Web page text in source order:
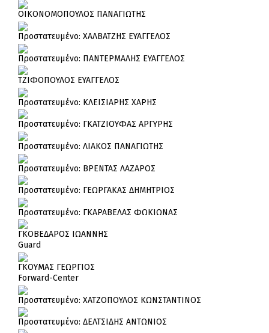
ΟΙΚΟΝΟΜΟΠΟΥΛΟΣ ΠΑΝΑΓΙΩΤΗΣ
Πρoστατευμένο: ΧΑΛΒΑΤΖΗΣ ΕΥΑΓΓΕΛΟΣ
Πρoστατευμένο: ΠΑΝΤΕΡΜΑΛΗΣ ΕΥΑΓΓΕΛΟΣ
ΤΖΙΦΟΠΟΥΛΟΣ ΕΥΑΓΓΕΛΟΣ
Πρoστατευμένο: ΚΛΕΙΣΙΑΡΗΣ ΧΑΡΗΣ
Πρoστατευμένο: ΓΚΑΤΖΙΟΥΦΑΣ ΑΡΓΥΡΗΣ
Πρoστατευμένο: ΛΙΑΚΟΣ ΠΑΝΑΓΙΩΤΗΣ
Πρoστατευμένο: ΒΡΕΝΤΑΣ ΛΑΖΑΡΟΣ
Πρoστατευμένο: ΓΕΩΡΓΑΚΑΣ ΔΗΜΗΤΡΙΟΣ
Πρoστατευμένο: ΓΚΑΡΑΒΕΛΑΣ ΦΩΚΙΩΝΑΣ
ΓΚΟΒΕΔΑΡΟΣ ΙΩΑΝΝΗΣ
Guard
ΓΚΟΥΜΑΣ ΓΕΩΡΓΙΟΣ
Forward-Center
Πρoστατευμένο: ΧΑΤΖΟΠΟΥΛΟΣ ΚΩΝΣΤΑΝΤΙΝΟΣ
Πρoστατευμένο: ΔΕΛΤΣΙΔΗΣ ΑΝΤΩΝΙΟΣ